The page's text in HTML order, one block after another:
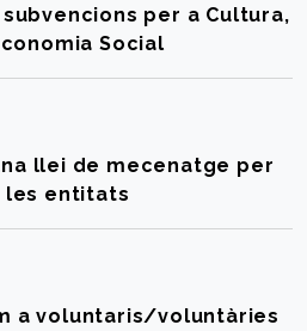
per a Cultura,
Social
llei de mecenatge per
les entitats
a voluntaris/voluntàries